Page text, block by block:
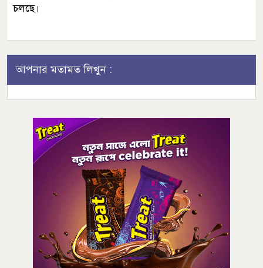
চলছে।
আপনার মতামত লিখুন :